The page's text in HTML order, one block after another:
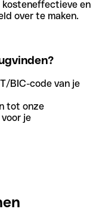
en
over te maken.
BIC-code van je
tot onze
je